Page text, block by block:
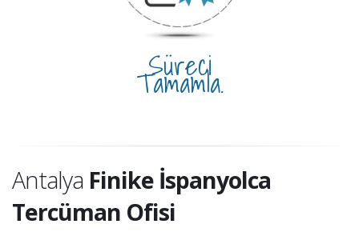
Süreci
Tamamla.
Antalya Finike İspanyolca
Tercüman Ofisi